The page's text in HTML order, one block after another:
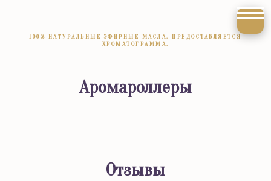
100% НАТУРАЛЬНЫЕ ЭФИРНЫЕ МАСЛА. ПРЕДОСТАВЛЯЕТСЯ
ХРОМАТОГРАММА.
Аромароллеры
Отзывы